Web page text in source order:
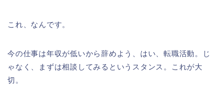
これ、なんです。
今の仕事は年収が低いから辞めよう、はい、転職活動。じ
ゃなく、まずは相談してみるというスタンス。これが大
切。